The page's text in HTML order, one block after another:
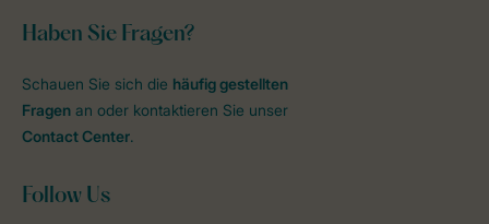
Haben Sie Fragen?
Schauen Sie sich die häufig gestellten
Fragen an oder kontaktieren Sie unser
Contact Center.
Follow Us